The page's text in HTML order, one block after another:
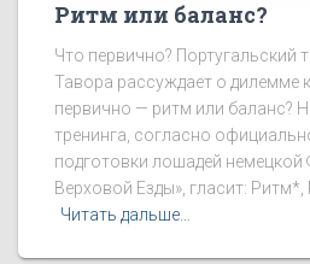
Ритм или баланс?
Что первично? Португальский
Тавора рассуждает о дилемме
первично — ритм или баланс?
тренинга, согласно
подготовки лошадей немецкой
Верховой Езды», гласит:
Читать дальше…